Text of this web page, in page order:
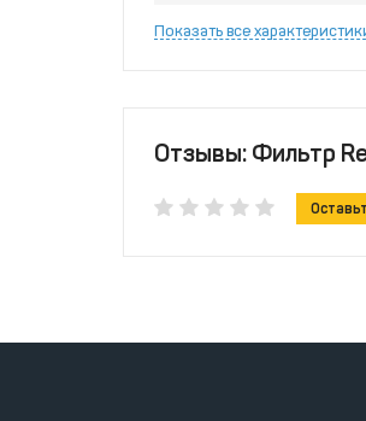
Показать все
Отзывы: Фильтр